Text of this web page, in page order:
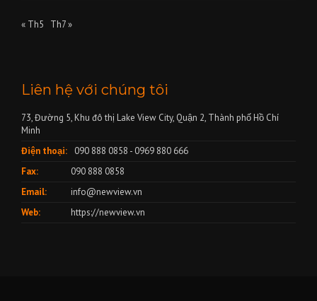
« Th5 Th7 »
Liên hệ với chúng tôi
73, Đường 5, Khu đô thị Lake View City, Quận 2, Thành phố Hồ Chí
Minh
Điện thoại:
090 888 0858 - 0969 880 666
Fax:
090 888 0858
Email:
info@newview.vn
Web:
https://newview.vn